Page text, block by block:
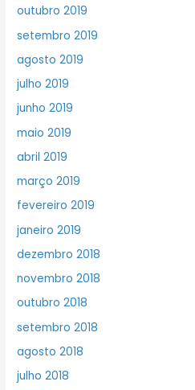
outubro 2019
setembro 2019
agosto 2019
julho 2019
junho 2019
maio 2019
abril 2019
março 2019
fevereiro 2019
janeiro 2019
dezembro 2018
novembro 2018
outubro 2018
setembro 2018
agosto 2018
julho 2018